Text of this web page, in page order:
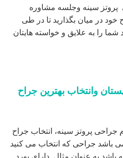
پروتز سینه وجلسه مشاوره
خود در میان بگذارید تا در طی
شما را به علایق و خواسته هایتان
وانتخاب بهترین جراح
جراحی پروتز سینه، انتخاب جراح
می باشد جراحی که انتخاب می کنید